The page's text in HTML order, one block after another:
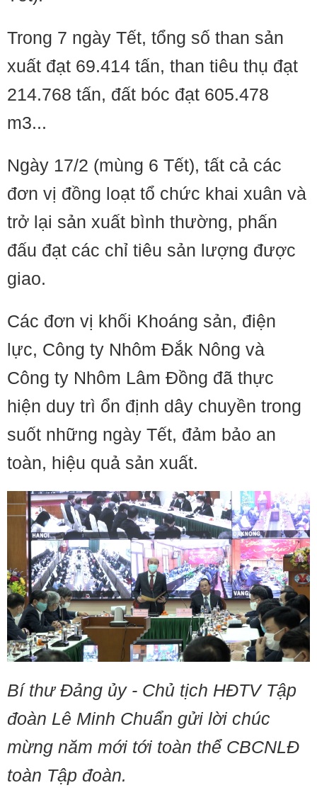
Trong 7 ngày Tết, tổng số than sản
xuất đạt 69.414 tấn, than tiêu thụ đạt
214.768 tấn, đất bóc đạt 605.478
m3...
Ngày 17/2 (mùng 6 Tết), tất cả các
đơn vị đồng loạt tổ chức khai xuân và
trở lại sản xuất bình thường, phấn
đấu đạt các chỉ tiêu sản lượng được
giao.
Các đơn vị khối Khoáng sản, điện
lực, Công ty Nhôm Đắk Nông và
Công ty Nhôm Lâm Đồng đã thực
hiện duy trì ổn định dây chuyền trong
suốt những ngày Tết, đảm bảo an
toàn, hiệu quả sản xuất.
Bí thư Đảng ủy - Chủ tịch HĐTV Tập
đoàn Lê Minh Chuẩn gửi lời chúc
mừng năm mới tới toàn thể CBCNLĐ
toàn Tập đoàn.